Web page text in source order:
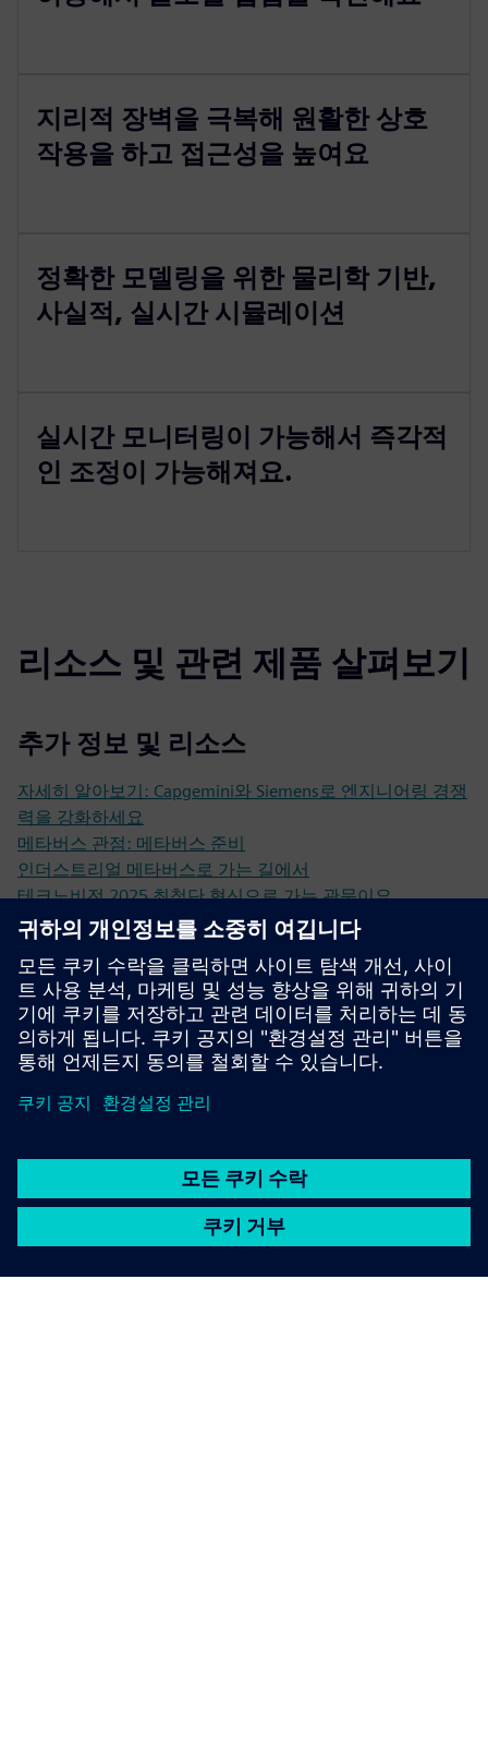
지리적 장벽을 극복해 원활한 상호
작용을 하고 접근성을 높여요
정확한 모델링을 위한 물리학 기반,
사실적, 실시간 시뮬레이션
실시간 모니터링이 가능해서 즉각적
인 조정이 가능해져요.
리소스 및 관련 제품 살펴보기
추가 정보 및 리소스
자세히 알아보기: Capgemini와 Siemens로 엔지니어링 경쟁
력을 강화하세요
메타버스 관점: 메타버스 준비
인더스트리얼 메타버스로 가는 길에서
테크노비전 2025 최첨단 혁신으로 가는 관문이요
메타버스 오픈 캐스케이드 비디오
선행 조건
없대요